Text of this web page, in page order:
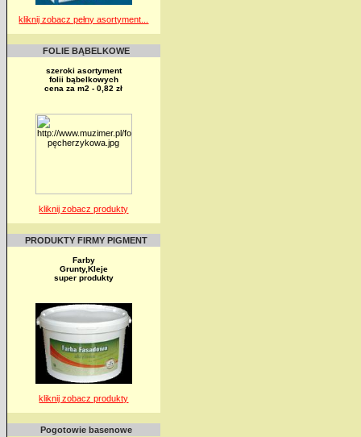
kliknij zobacz pełny asortyment...
FOLIE BĄBELKOWE
szeroki asortyment
folii bąbelkowych
cena za m2 - 0,82 zł
kliknij zobacz produkty
PRODUKTY FIRMY PIGMENT
Farby
Grunty,Kleje
super produkty
kliknij zobacz produkty
Pogotowie basenowe